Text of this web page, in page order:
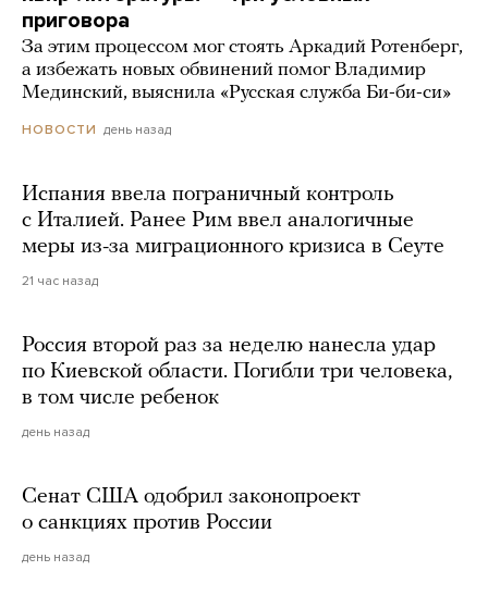
приговора
За этим процессом мог стоять Аркадий Ротенберг,
а избежать новых обвинений помог Владимир
Мединский, выяснила «Русская служба Би-би-си»
НОВОСТИ день назад
Испания ввела пограничный контроль
с Италией. Ранее Рим ввел аналогичные
меры из-за миграционного кризиса в Сеуте
21 час назад
Россия второй раз за неделю нанесла удар
по Киевской области. Погибли три человека,
в том числе ребенок
день назад
Сенат США одобрил законопроект
о санкциях против России
день назад